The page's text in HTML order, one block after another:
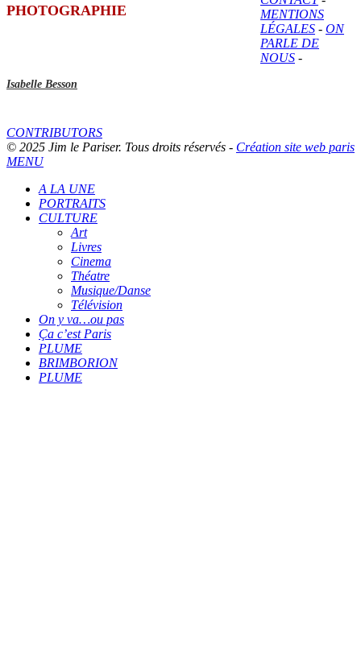
PHOTOGRAPHIE
Isabelle Besson
MENTIONS
LÉGALES - ON
PARLE DE
NOUS -
CONTRIBUTORS
© 2025 Jim le Pariser. Tous droits réservés - Création site web paris
MENU
A LA UNE
PORTRAITS
CULTURE
Art
Livres
Cinema
Théatre
Musique/Danse
Télévision
On y va…ou pas
Ça c’est Paris
PLUME
BRIMBORION
PLUME